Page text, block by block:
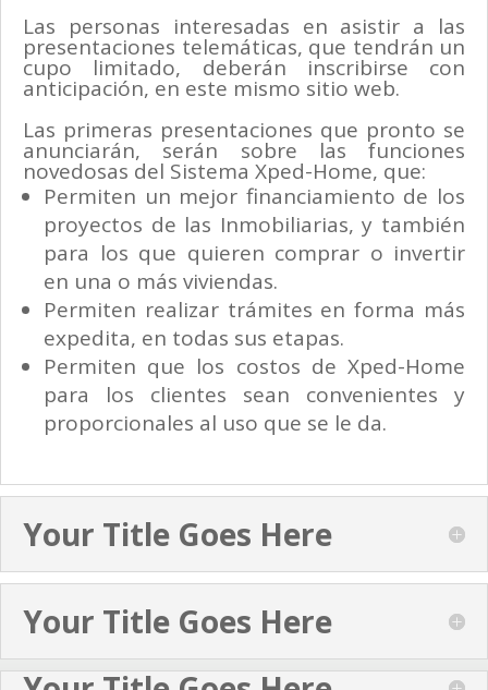
Las personas interesadas en asistir a las
presentaciones telemáticas, que tendrán un
cupo limitado, deberán inscribirse con
anticipación, en este mismo sitio web.
Las primeras presentaciones que pronto se
anunciarán, serán sobre las funciones
novedosas del Sistema Xped-Home, que:
Permiten un mejor financiamiento de los
proyectos de las Inmobiliarias, y también
para los que quieren comprar o invertir
en una o más viviendas.
Permiten realizar trámites en forma más
expedita, en todas sus etapas.
Permiten que los costos de Xped-Home
para los clientes sean convenientes y
proporcionales al uso que se le da.
Your Title Goes Here
Your Title Goes Here